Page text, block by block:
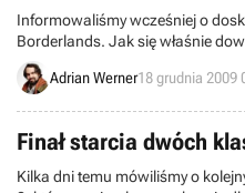
Informowaliśmy wcześniej o
Borderlands. Jak się właśnie
tempo sprzedaży i do dnia
nabywców.
Adrian Werner18 grudnia 2009
Finał starcia dwóch
Kilka dni temu mówiliśmy o